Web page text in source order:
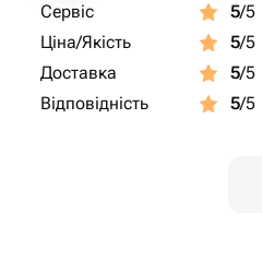
Сервіс 5/5
Ціна/Якість
5/5
Доставка
5/5
Відповідність
5/5